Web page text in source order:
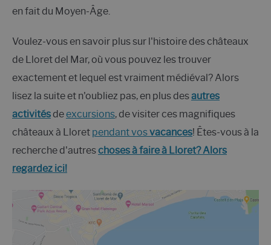
en fait du Moyen-Âge.
Voulez-vous en savoir plus sur l'histoire des châteaux
de Lloret del Mar, où vous pouvez les trouver
exactement et lequel est vraiment médiéval? Alors
lisez la suite et n'oubliez pas, en plus desautres
activités deexcursions, de visiter ces magnifiques
châteaux à Lloret pendant vosvacances! Êtes-vous à la
recherche d'autreschoses à faire à Lloret? Alors
regardez ici!